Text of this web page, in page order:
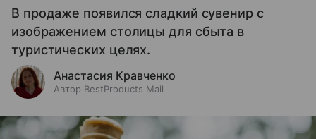
В продаже появился сладкий сувенир с
изображением столицы для сбыта в
туристических целях.
Анастасия Кравченко
Автор BestProducts Mail